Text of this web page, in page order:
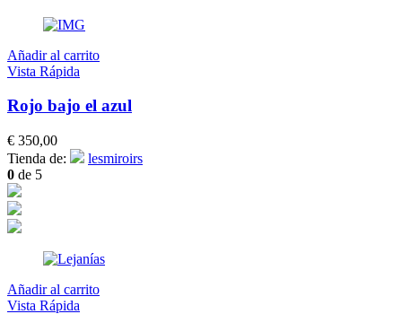
Añadir al carrito
Vista Rápida
Rojo bajo el azul
€ 350,00
Tienda de:
lesmiroirs
0 de 5
Añadir al carrito
Vista Rápida